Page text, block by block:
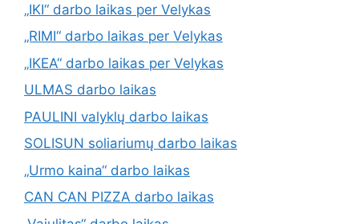
„IKI“ darbo laikas per Velykas
„RIMI“ darbo laikas per Velykas
„IKEA“ darbo laikas per Velykas
ULMAS darbo laikas
PAULINI valyklų darbo laikas
SOLISUN soliariumų darbo laikas
„Urmo kaina“ darbo laikas
CAN CAN PIZZA darbo laikas